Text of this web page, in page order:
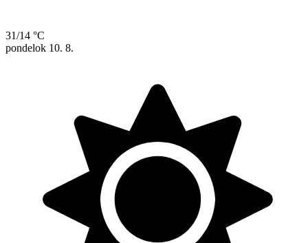
31/14 °C
pondelok 10. 8.